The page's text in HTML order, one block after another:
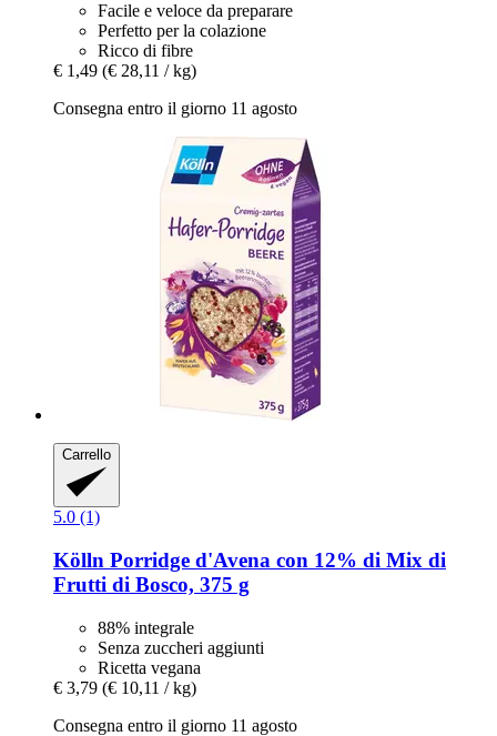
Facile e veloce da preparare
Perfetto per la colazione
Ricco di fibre
€ 1,49 (€ 28,11 / kg)
Consegna entro il giorno 11 agosto
Carrello
5.0 (1)
Kölln Porridge d'Avena con 12% di Mix di
Frutti di Bosco, 375 g
88% integrale
Senza zuccheri aggiunti
Ricetta vegana
€ 3,79 (€ 10,11 / kg)
Consegna entro il giorno 11 agosto